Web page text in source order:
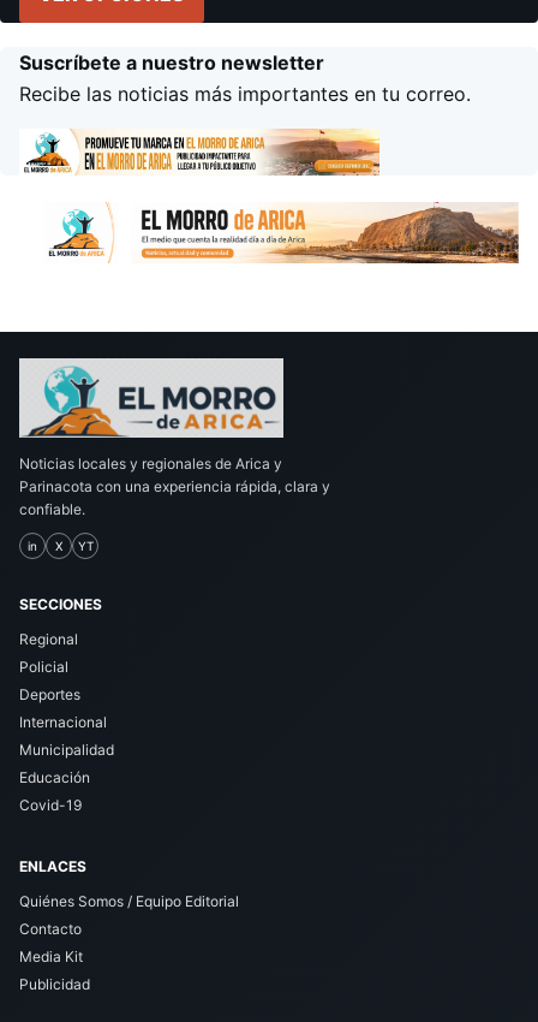
Suscríbete a nuestro newsletter
Recibe las noticias más importantes en tu correo.
Noticias locales y regionales de Arica y
Parinacota con una experiencia rápida, clara y
confiable.
in X YT
SECCIONES
Regional
Policial
Deportes
Internacional
Municipalidad
Educación
Covid-19
ENLACES
Quiénes Somos / Equipo Editorial
Contacto
Media Kit
Publicidad